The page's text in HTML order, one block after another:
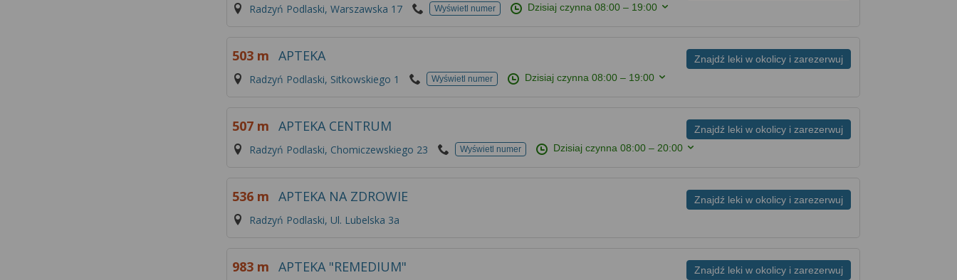
Radzyń Podlaski, Warszawska 17 Wyświetl numer Dzisiaj czynna08:00 – 19:00
Znajdź leki w okolicy i zarezerwuj
503 m APTEKA
Radzyń Podlaski, Sitkowskiego 1 Wyświetl numer Dzisiaj czynna08:00 – 19:00
Znajdź leki w okolicy i zarezerwuj
507 m APTEKA CENTRUM
Radzyń Podlaski, Chomiczewskiego 23 Wyświetl numer Dzisiaj czynna08:00 – 20:00
Znajdź leki w okolicy i zarezerwuj
536 m APTEKA NA ZDROWIE
Radzyń Podlaski, Ul. Lubelska 3a
Znajdź leki w okolicy i zarezerwuj
983 m APTEKA "REMEDIUM"